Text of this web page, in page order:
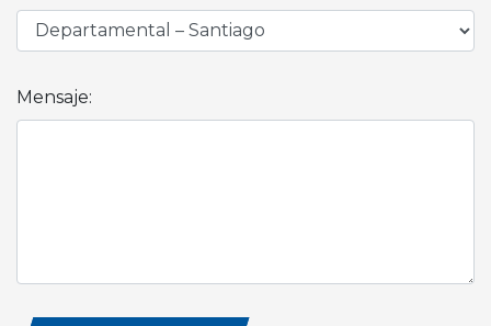
Mensaje: